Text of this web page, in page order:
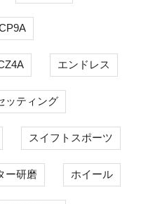
エンドレス
ッティング
スイフトスポーツ
ー研磨 ホイール